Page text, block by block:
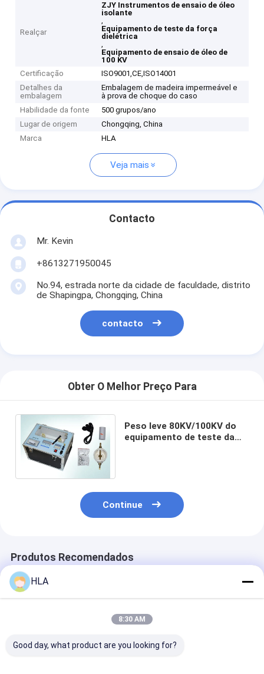
Realçar
ZJY Instrumentos de ensaio de óleo
isolante
,
Equipamento de teste da força
dielétrica
,
Equipamento de ensaio de óleo de
100 KV
Certificação
ISO9001,CE,ISO14001
Detalhes da
embalagem
Embalagem de madeira impermeável e
à prova de choque do caso
Habilidade da fonte
500 grupos/ano
Lugar de origem
Chongqing, China
Marca
HLA
Veja mais
Contacto
Mr. Kevin
+8613271950045
No.94, estrada norte da cidade de faculdade, distrito
de Shapingpa, Chongqing, China
contacto
Obter O Melhor Preço Para
Peso leve 80KV/100KV do
equipamento de teste da
Continue
Produtos Recomendados
HLA
8:30 AM
Good day, what product are you looking for?